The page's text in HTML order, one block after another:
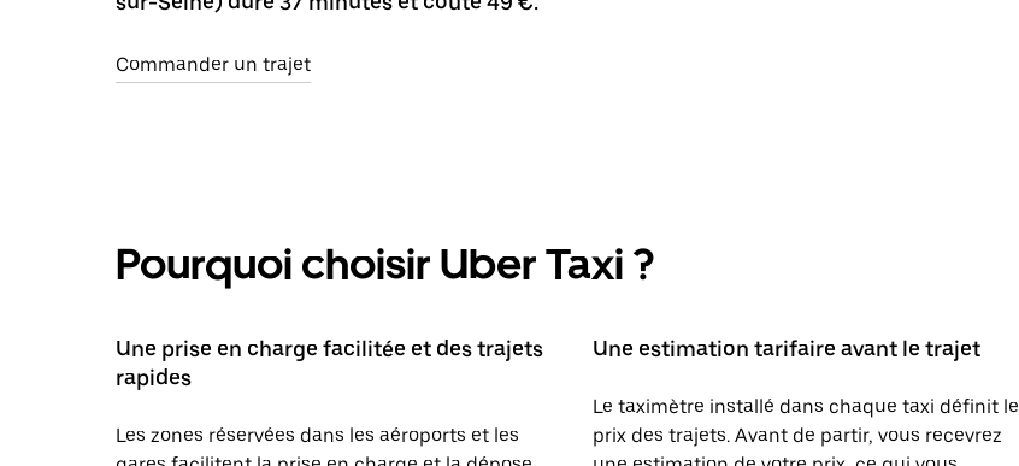
Commander un trajet
Pourquoi choisir Uber Taxi ?
Une prise en charge facilitée et des trajets
rapides
Les zones réservées dans les aéroports et les
Une estimation tarifaire avant le trajet
Le taximètre installé dans chaque taxi définit le
prix des trajets. Avant de partir, vous recevrez